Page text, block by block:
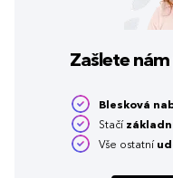
Zašlete
Blesková
Stačí
Vše ostatní